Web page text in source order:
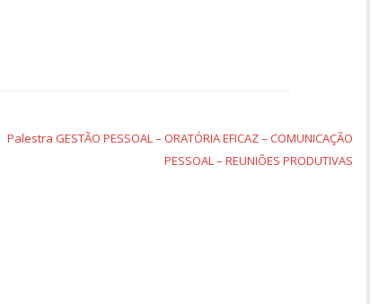
Palestra GESTÃO PESSOAL – ORATÓRIA EFICAZ – COMUNICAÇÃO
PESSOAL – REUNIÕES PRODUTIVAS